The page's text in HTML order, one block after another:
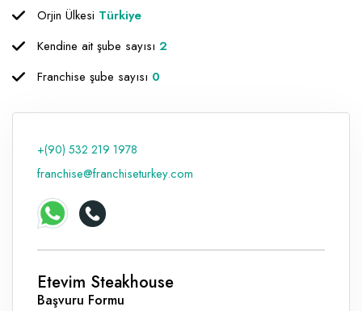
Mobilya Dekorasyon
Proje - İnşaat ve Tesisat
Seyahat - Rent A Car
Tabela - Dijital Baskı
Orjin Ülkesi Türkiye
Kendine ait şube sayısı 2
Franchise şube sayısı 0
+(90) 532 219 1978
franchise@franchiseturkey.com
Etevim Steakhouse
Başvuru Formu